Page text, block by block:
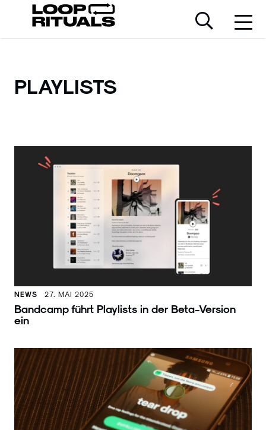
PLAYLISTS
NEWS 27. MAI 2025
Bandcamp führt Playlists in der Beta-Version
ein